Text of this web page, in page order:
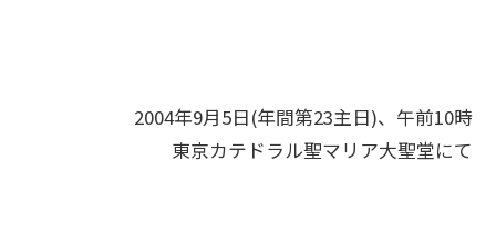
2004年9月5日(年間第23主日)、午前10時
東京カテドラル聖マリア大聖堂にて